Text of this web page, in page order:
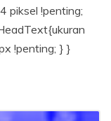
piksel !penting;
!penting; } }